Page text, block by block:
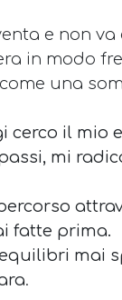
e non
in modo
una
cerco il mio
mi
fatte prima.
mai
.